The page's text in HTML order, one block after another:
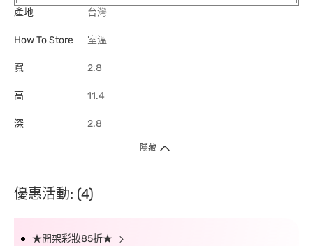
產地
台灣
How To Store 室溫
寬 2.8
高 11.4
深 2.8
隱藏
優惠活動: (4)
★開架彩妝85折★